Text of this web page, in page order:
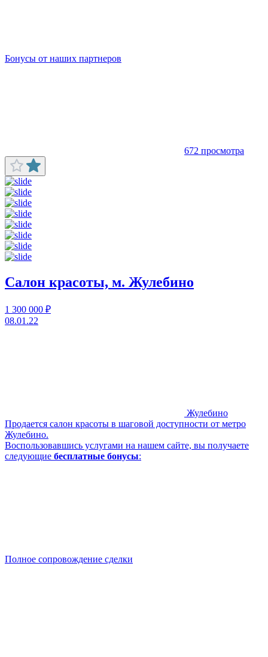
Бонусы от наших партнеров
672 просмотра
Салон красоты, м. Жулебино
1 300 000 ₽
08.01.22
Жулебино
Продается салон красоты в шаговой доступности от метро
Жулебино.
Воспользовавшись услугами на нашем сайте, вы получаете
следующие бесплатные бонусы:
Полное сопровождение сделки